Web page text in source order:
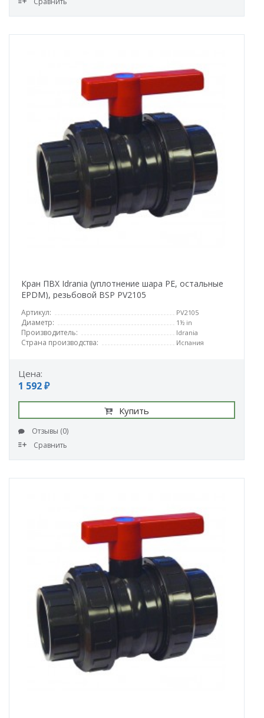
Кран ПВХ Idrania (уплотнение шара PE, остальные
EPDM), резьбовой BSP PV2105
Артикул: PV2105
Диаметр: 1½ in
Производитель: Idrania
Страна производства: Испания
Цена:
1 592 ₽
Купить
Отзывы (0)
Сравнить